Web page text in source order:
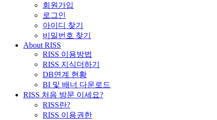
회원가입
로그인
아이디 찾기
비밀번호 찾기
About RISS
RISS 이용방법
RISS 지식더하기
DB연계 현황
BI 및 배너 다운로드
RISS 처음 방문 이세요?
RISS란?
RISS 이용권한